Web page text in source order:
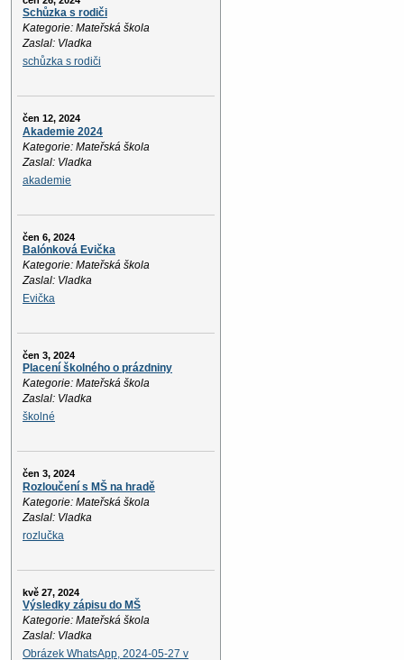
Schůzka s rodiči
Kategorie: Mateřská škola
Zaslal: Vladka
schůzka s rodiči
čen 12, 2024
Akademie 2024
Kategorie: Mateřská škola
Zaslal: Vladka
akademie
čen 6, 2024
Balónková Evička
Kategorie: Mateřská škola
Zaslal: Vladka
Evička
čen 3, 2024
Placení školného o prázdniny
Kategorie: Mateřská škola
Zaslal: Vladka
školné
čen 3, 2024
Rozloučení s MŠ na hradě
Kategorie: Mateřská škola
Zaslal: Vladka
rozlučka
kvě 27, 2024
Výsledky zápisu do MŠ
Kategorie: Mateřská škola
Zaslal: Vladka
Obrázek WhatsApp, 2024-05-27 v